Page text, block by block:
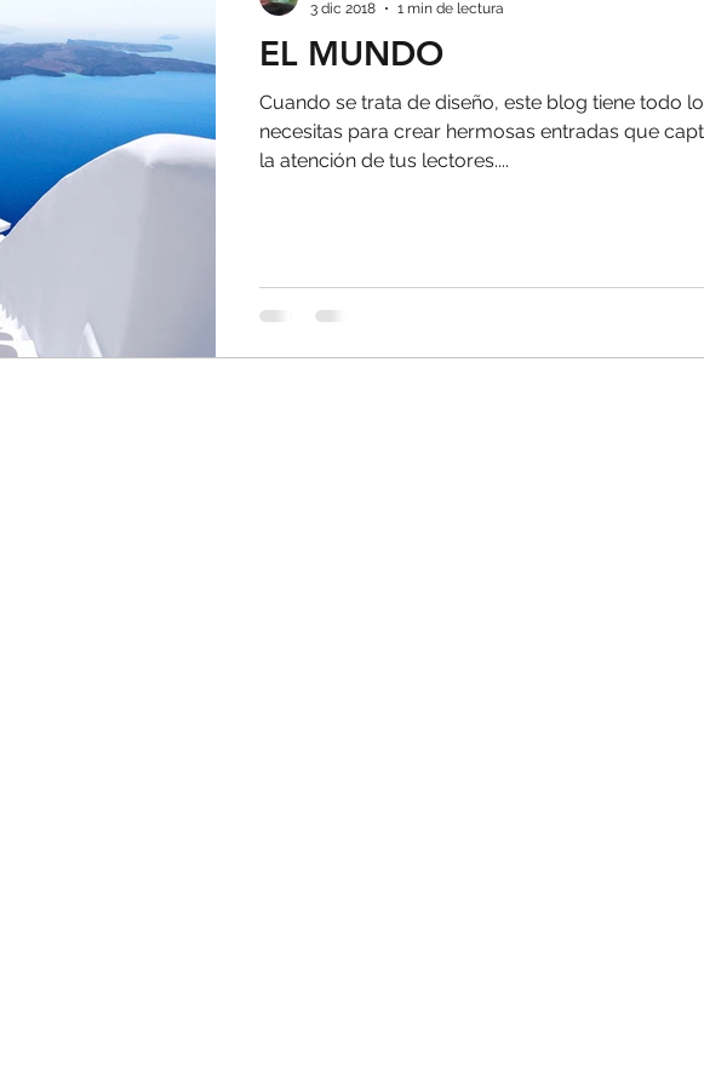
EL MUNDO
Cuando se trata de diseño, este blog tiene todo
necesitas para crear hermosas entradas que
la atención de tus lectores....
3 dic 2018
1 min de lectura